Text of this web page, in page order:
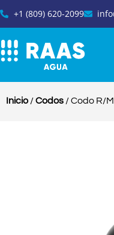
+1 (809) 620-2099
Inicio/Codos / Codo R/